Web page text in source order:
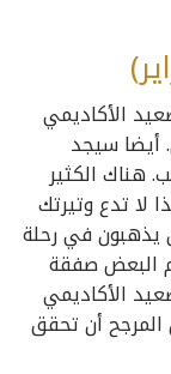
الأكاديمي
أيضا سيجد
هناك الكثير
لا تدع وتيرتك
يذهبون في رحلة
البعض صفقة
الأكاديمي
أن تحقق